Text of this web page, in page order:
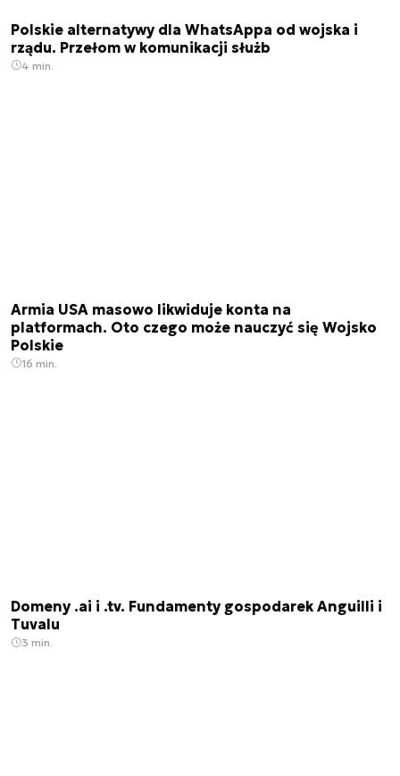
Polskie alternatywy dla WhatsAppa od wojska i
rządu. Przełom w komunikacji służb
4 min.
Armia USA masowo likwiduje konta na
platformach. Oto czego może nauczyć się Wojsko
Polskie
16 min.
Domeny .ai i .tv. Fundamenty gospodarek Anguilli i
Tuvalu
3 min.